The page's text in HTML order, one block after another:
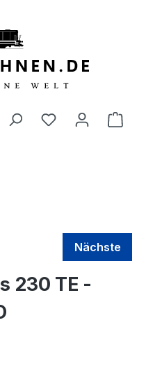
Nächste
230 TE -